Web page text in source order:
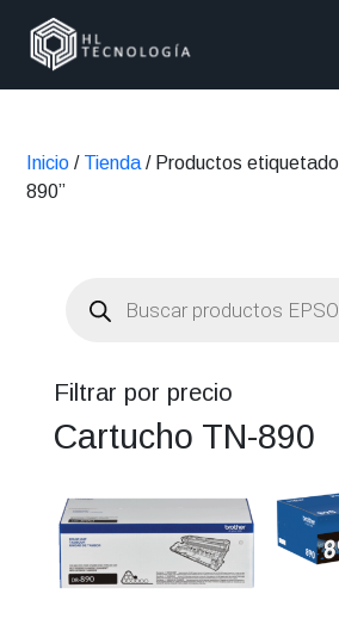
Inicio / Tienda / Productos
890”
productos
Filtrar por precio
Cartucho TN-890